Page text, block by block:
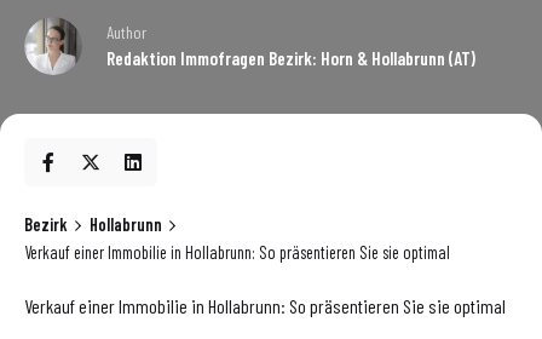
Author
Redaktion Immofragen Bezirk: Horn & Hollabrunn (AT)
Bezirk
Hollabrunn
Verkauf einer Immobilie in Hollabrunn: So präsentieren Sie sie optimal
Verkauf einer Immobilie in Hollabrunn: So präsentieren Sie sie optimal